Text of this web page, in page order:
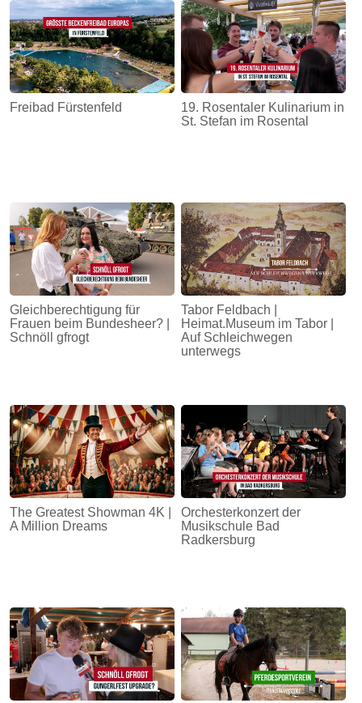
Freibad Fürstenfeld
19. Rosentaler Kulinarium in
St. Stefan im Rosental
Gleichberechtigung für
Frauen beim Bundesheer? |
Schnöll gfrogt
Tabor Feldbach |
Heimat.Museum im Tabor |
Auf Schleichwegen
unterwegs
The Greatest Showman 4K |
A Million Dreams
Orchesterkonzert der
Musikschule Bad
Radkersburg